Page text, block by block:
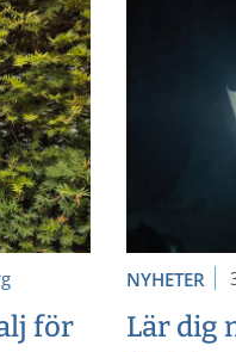
för
Lär dig
NYHETER